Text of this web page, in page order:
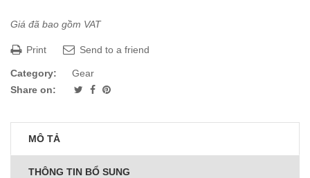
Giá đã bao gồm VAT
Print Send to a friend
Category:
Gear
Share on:
MÔ TẢ
THÔNG TIN BỔ SUNG